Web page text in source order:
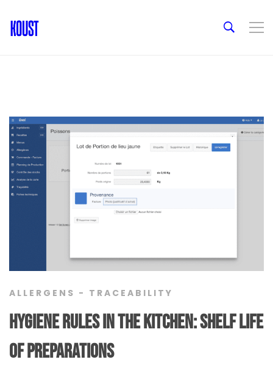
ALLERGENS - TRACEABILITY
Hygiene rules in the kitchen: Shelf life
of preparations